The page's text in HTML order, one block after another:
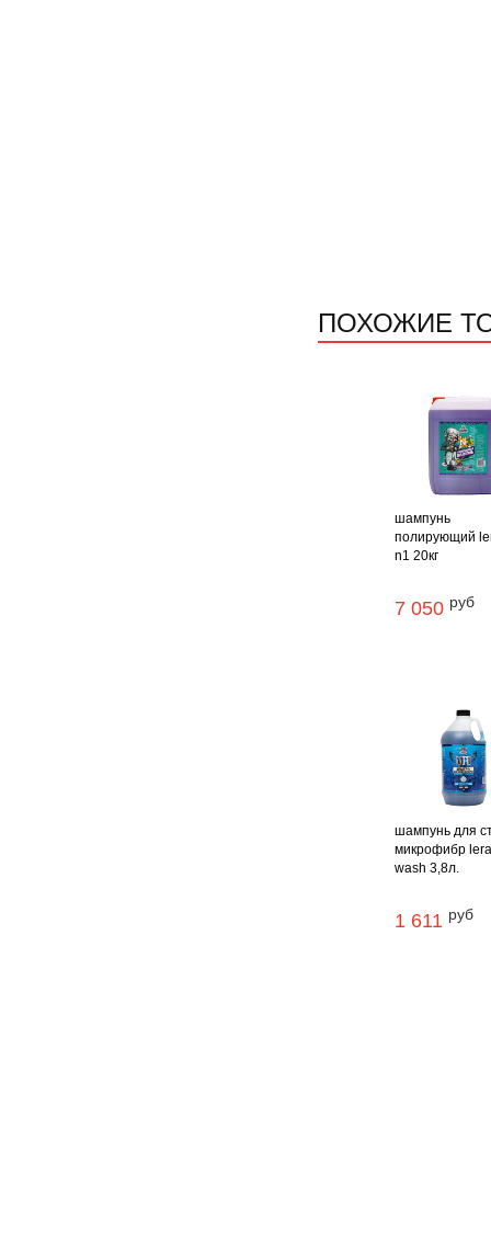
ПОХОЖИЕ
шампунь
полирующий
n1 20кг
7 050 руб
шампунь для
микрофибр
wash 3,8л.
1 611 руб